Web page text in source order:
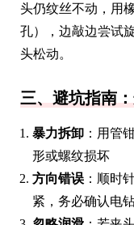
头仍纹丝不动，用
孔），边敲边尝试
头松动。
三、避坑指南
暴力拆卸 ：用管
形或螺纹损坏
方向错误 ：顺时
紧，务必确认电